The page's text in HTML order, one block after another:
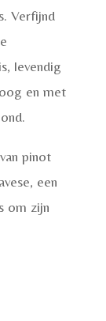
Verfijnd
levendig
en met
pinot
een
om zijn